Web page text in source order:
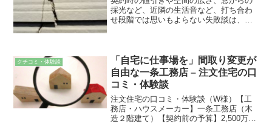
採光など、近隣の生活音など、打ち合わ
せ段階では思いもよらない失敗談は、注
要素をひとつひとつ除いていくことが大
切です。
クチコミ・体験談
「自宅に仕事場を」間取り変更が
自由な一条工務店 – 注文住宅の口
コミ・体験談
注文住宅の口コミ・体験談（W様）【工
務店・ハウスメーカー】一条工務店（木
造２階建て）【契約前の予算】2,500万円